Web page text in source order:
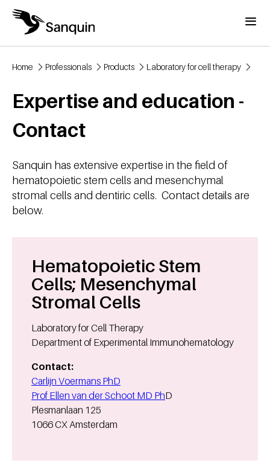
Skip to main content
Menu
Home Professionals Products Laboratory for cell therapy
Expertise and education -
Contact
Sanquin has extensive expertise in the field of
hematopoietic stem cells and mesenchymal
stromal cells and dentiric cells. Contact details are
below.
Hematopoietic Stem
Cells; Mesenchymal
Stromal Cells
Laboratory for Cell Therapy
Department of Experimental Immunohematology
Contact:
Carlijn Voermans PhD
Prof Ellen van der Schoot MD PhD
Plesmanlaan 125
1066 CX Amsterdam